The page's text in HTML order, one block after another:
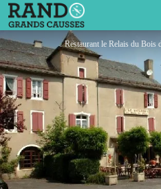
Restaurant le Relais du Bois du Four